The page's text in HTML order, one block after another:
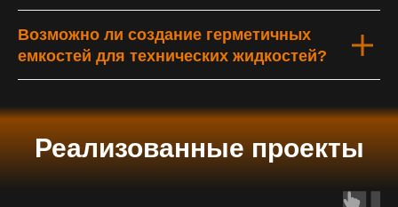
Возможно ли создание герметичных
емкостей для технических жидкостей?
Реализованные проекты